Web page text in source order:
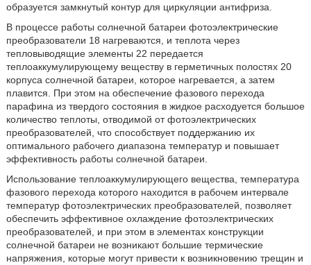
образуется замкнутый контур для циркуляции антифриза.
В процессе работы солнечной батареи фотоэлектрические
преобразователи 18 нагреваются, и теплота через
тепловыводящие элементы 22 передается
теплоаккумулирующему веществу в герметичных полостях 20
корпуса солнечной батареи, которое нагревается, а затем
плавится. При этом на обеспечение фазового перехода
парафина из твердого состояния в жидкое расходуется большое
количество теплоты, отводимой от фотоэлектрических
преобразователей, что способствует поддержанию их
оптимального рабочего диапазона температур и повышает
эффективность работы солнечной батареи.
Использование теплоаккумулирующего вещества, температура
фазового перехода которого находится в рабочем интервале
температур фотоэлектрических преобразователей, позволяет
обеспечить эффективное охлаждение фотоэлектрических
преобразователей, и при этом в элементах конструкции
солнечной батареи не возникают большие термические
напряжения, которые могут привести к возникновению трещин и